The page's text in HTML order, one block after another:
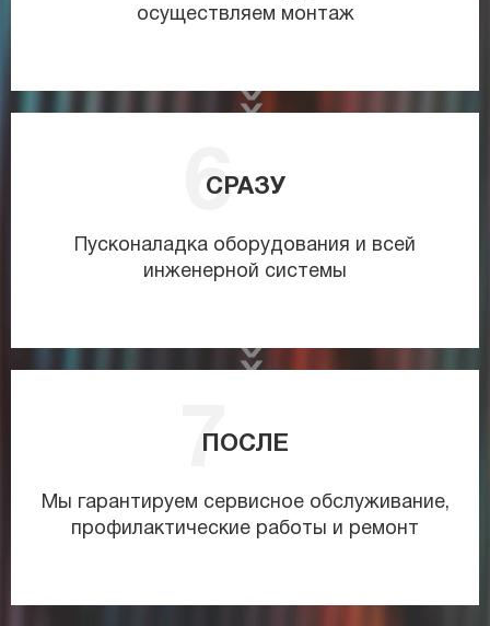
осуществляем монтаж
СРАЗУ
Пусконаладка оборудования и всей
инженерной системы
ПОСЛЕ
Мы гарантируем сервисное обслуживание,
профилактические работы и ремонт